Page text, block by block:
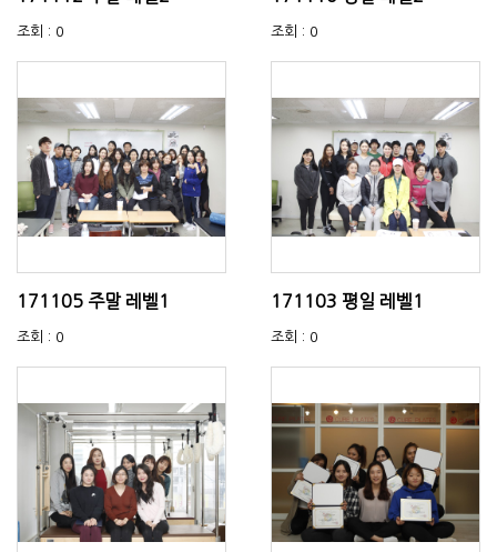
조회 : 0 조회 : 0
171105 주말 레벨1
조회 : 0
171103 평일 레벨1
조회 : 0